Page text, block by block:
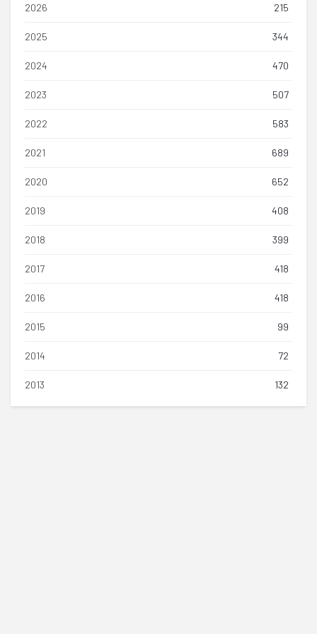
2026 215
2025 344
2024 470
2023 507
2022 583
2021 689
2020 652
2019 408
2018 399
2017 418
2016 418
2015 99
2014 72
2013 132